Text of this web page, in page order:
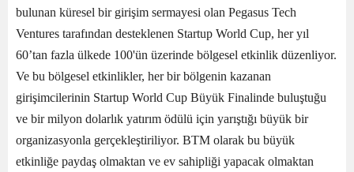
bulunan küresel bir girişim sermayesi olan Pegasus Tech
Ventures tarafından desteklenen Startup World Cup, her yıl
60’tan fazla ülkede 100'ün üzerinde bölgesel etkinlik düzenliyor.
Ve bu bölgesel etkinlikler, her bir bölgenin kazanan
girişimcilerinin Startup World Cup Büyük Finalinde buluştuğu
ve bir milyon dolarlık yatırım ödülü için yarıştığı büyük bir
organizasyonla gerçekleştiriliyor. BTM olarak bu büyük
etkinliğe paydaş olmaktan ve ev sahipliği yapacak olmaktan